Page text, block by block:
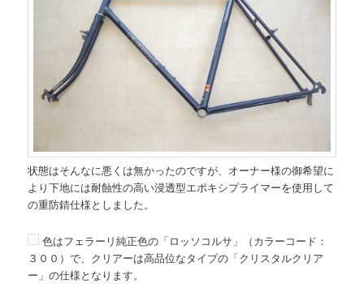
状態はそんなに悪くは無かったのですが、オーナー様の御希望に
より下地には耐蝕性の高い浸透型エポキシプライマーを使用して
の重防錆仕様としました。
色はフェラーリ純正色の「ロッソコルサ」（カラーコード：
３００）で、クリアーは高品位なタイプの「クリスタルクリア
ー」の仕様となります。